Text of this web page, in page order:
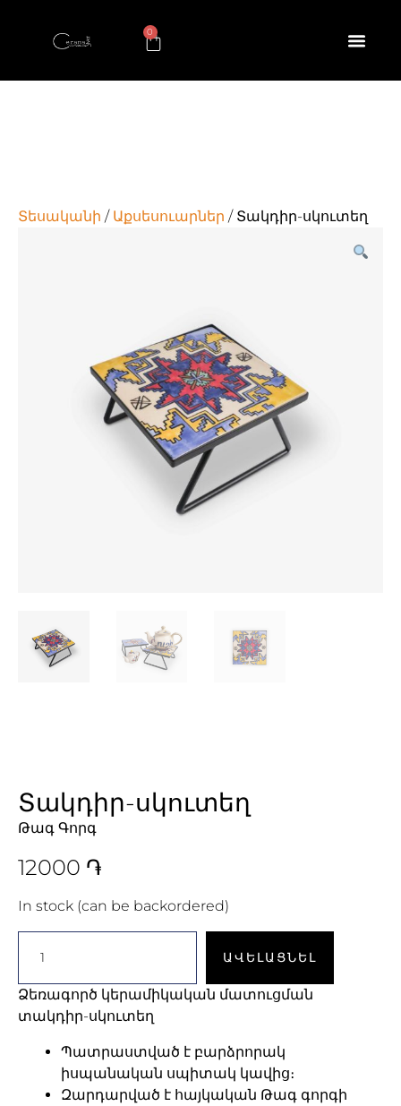
0
Տեսականի / Աքսեսուարներ / Տակդիր-սկուտեղ
Տակդիր-սկուտեղ
Թագ Գորգ
12000 ֏
In stock (can be backordered)
ԱՎԵԼԱՑՆԵԼ
Ձեռագործ կերամիկական մատուցման
տակդիր-սկուտեղ
Պատրաստված է բարձրորակ
իսպանական սպիտակ կավից։
Զարդարված է հայկական Թագ գորգի